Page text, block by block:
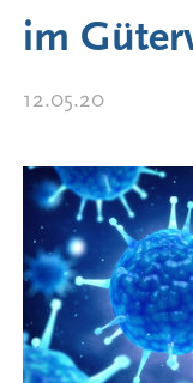
im
12.05.20